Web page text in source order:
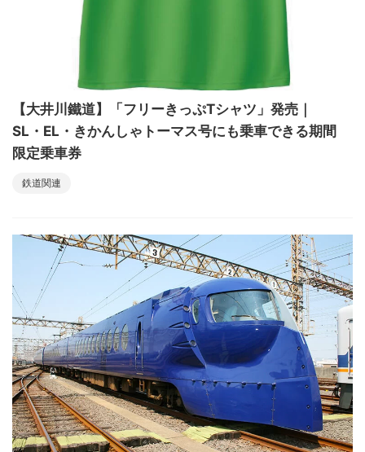
【大井川鐵道】「フリーきっぷTシャツ」発売｜
SL・EL・きかんしゃトーマス号にも乗車できる期間
限定乗車券
鉄道関連